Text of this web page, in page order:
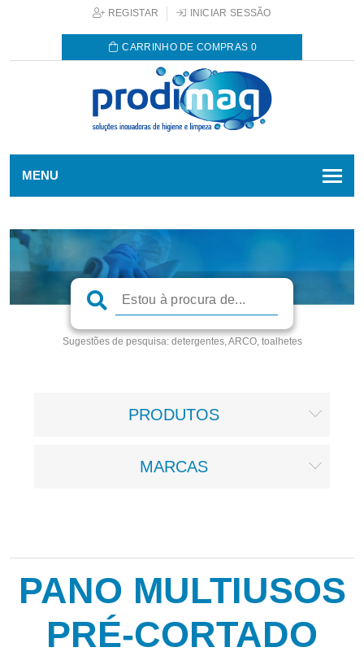
REGISTAR INICIAR SESSÃO
CARRINHO DE COMPRAS 0
MENU
Sugestões de pesquisa:detergentes, ARCO, toalhetes
PRODUTOS
MARCAS
PANO MULTIUSOS
PRÉ-CORTADO